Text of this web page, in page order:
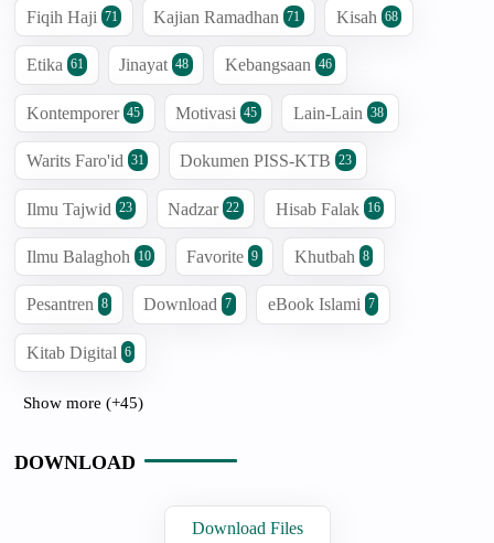
Fiqih Haji 71 Kajian Ramadhan 71 Kisah 68
Etika 61 Jinayat 48 Kebangsaan 46
Kontemporer 45 Motivasi 45 Lain-Lain 38
Warits Faro'id 31 Dokumen PISS-KTB 23
Ilmu Tajwid 23 Nadzar 22 Hisab Falak 16
Ilmu Balaghoh 10 Favorite 9 Khutbah 8
Pesantren 8 Download 7 eBook Islami 7
Kitab Digital 6
Show more (+45)
DOWNLOAD
Download Files